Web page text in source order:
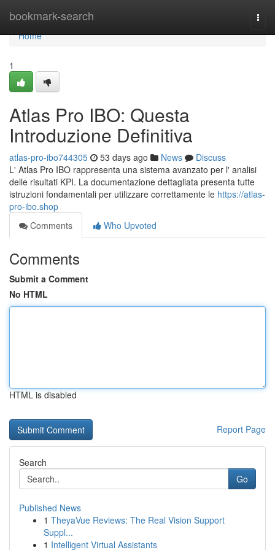
bookmark-search
Home
Home
1
Atlas Pro IBO: Questa
Introduzione Definitiva
atlas-pro-ibo744305 53 days ago News
Discuss
L' Atlas Pro IBO rappresenta una sistema avanzato per l' analisi
delle risultati KPI. La documentazione dettagliata presenta tutte
istruzioni fondamentali per utilizzare correttamente le https://atlas-
pro-ibo.shop
Comments
Who Upvoted
Comments
Submit a Comment
No HTML
HTML is disabled
Report Page
Search
Go
Published News
1 TheyaVue Reviews: The Real Vision Support
Suppl...
1 Intelligent Virtual Assistants